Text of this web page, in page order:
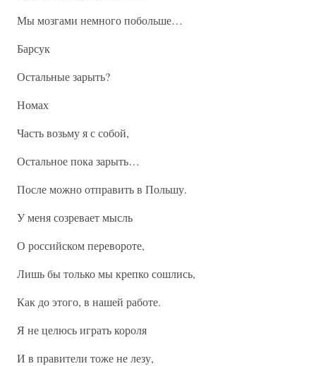
Мы мозгами немного побольше…
Барсук
Остальные зарыть?
Номах
Часть возьму я с собой,
Остальное пока зарыть…
После можно отправить в Польшу.
У меня созревает мысль
О российском перевороте,
Лишь бы только мы крепко сошлись,
Как до этого, в нашей работе.
Я не целюсь играть короля
И в правители тоже не лезу,